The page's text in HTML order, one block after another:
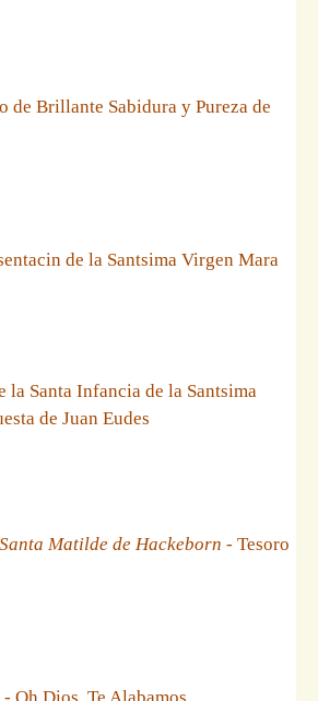
de Brillante Sabidura y Pureza de
de la Santsima Virgen Mara
la Santa Infancia de la Santsima
de Juan Eudes
Santa Matilde de Hackeborn - Tesoro